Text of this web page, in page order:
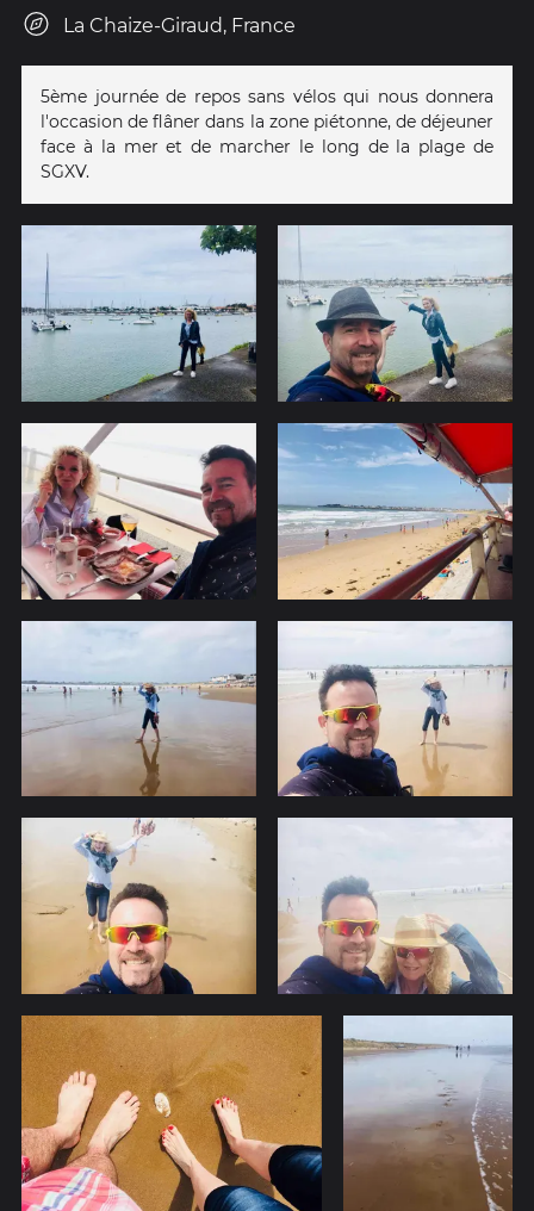
La Chaize-Giraud, France
5ème journée de repos sans vélos qui nous donnera
l'occasion de flâner dans la zone piétonne, de déjeuner
face à la mer et de marcher le long de la plage de
SGXV.